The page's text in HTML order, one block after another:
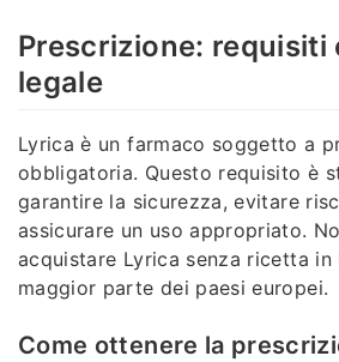
Prescrizione: requisiti
legale
Lyrica è un farmaco soggetto a
obbligatoria. Questo requisito è
garantire la sicurezza, evitare
assicurare un uso appropriato.
acquistare Lyrica senza ricetta in
maggior parte dei paesi europei.
Come ottenere la